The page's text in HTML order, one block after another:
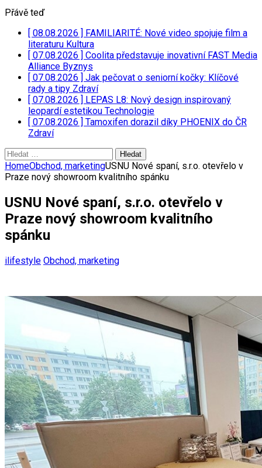
Přávě teď
[ 08.08.2026 ] FAMILIARITÉ: Nové video spojuje film a
literaturu Kultura
[ 07.08.2026 ] Coolita představuje inovativní FAST Media
Alliance Byznys
[ 07.08.2026 ] Jak pečovat o seniorní kočky: Klíčové
rady a tipy Zdraví
[ 07.08.2026 ] LEPAS L8: Nový design inspirovaný
leopardí estetikou Technologie
[ 07.08.2026 ] Tamoxifen dorazil díky PHOENIX do ČR
Zdraví
Vyhledávání
HomeObchod, marketingUSNU Nové spaní, s.r.o. otevřelo v
Praze nový showroom kvalitního spánku
USNU Nové spaní, s.r.o. otevřelo v
Praze nový showroom kvalitního
spánku
ilifestyle Obchod, marketing